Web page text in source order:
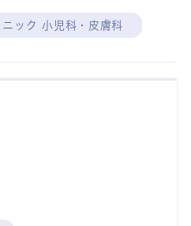
ック 小児科・皮膚科